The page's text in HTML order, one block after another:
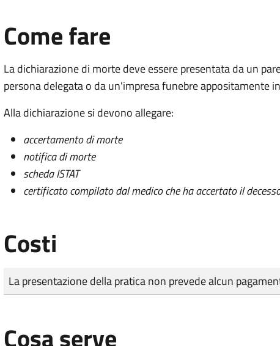
Come fare
La dichiarazione di morte deve essere presentata da un
persona delegata o da un'impresa funebre appositamente
Alla dichiarazione si devono allegare:
accertamento di morte
notifica di morte
scheda ISTAT
certificato compilato dal medico che ha accertato il
Costi
Tipo di pagamento
Importo
La presentazione della pratica non prevede alcun
Cosa serve